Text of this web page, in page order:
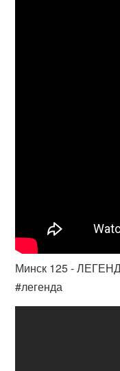
Минск 125 -
#легенда